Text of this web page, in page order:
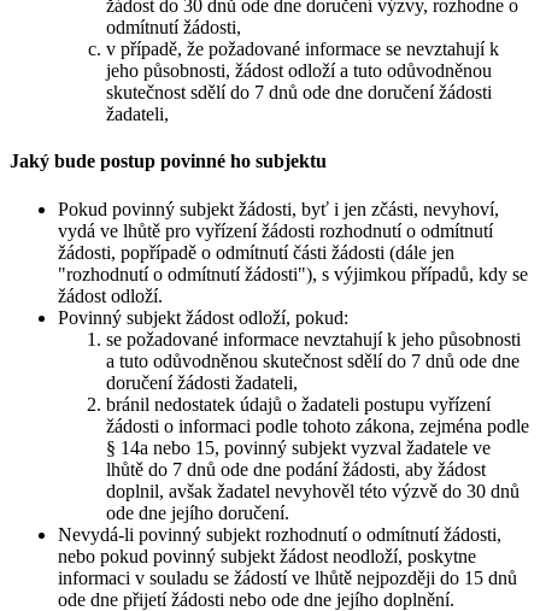
žádost do 30 dnů ode dne doručení výzvy, rozhodne o
odmítnutí žádosti,
v případě, že požadované informace se nevztahují k
jeho působnosti, žádost odloží a tuto odůvodněnou
skutečnost sdělí do 7 dnů ode dne doručení žádosti
žadateli,
Jaký bude postup povinné ho subjektu
Pokud povinný subjekt žádosti, byť i jen zčásti, nevyhoví,
vydá ve lhůtě pro vyřízení žádosti rozhodnutí o odmítnutí
žádosti, popřípadě o odmítnutí části žádosti (dále jen
"rozhodnutí o odmítnutí žádosti"), s výjimkou případů, kdy se
žádost odloží.
Povinný subjekt žádost odloží, pokud:
se požadované informace nevztahují k jeho působnosti
a tuto odůvodněnou skutečnost sdělí do 7 dnů ode dne
doručení žádosti žadateli,
bránil nedostatek údajů o žadateli postupu vyřízení
žádosti o informaci podle tohoto zákona, zejména podle
§ 14a nebo 15, povinný subjekt vyzval žadatele ve
lhůtě do 7 dnů ode dne podání žádosti, aby žádost
doplnil, avšak žadatel nevyhověl této výzvě do 30 dnů
ode dne jejího doručení.
Nevydá-li povinný subjekt rozhodnutí o odmítnutí žádosti,
nebo pokud povinný subjekt žádost neodloží, poskytne
informaci v souladu se žádostí ve lhůtě nejpozději do 15 dnů
ode dne přijetí žádosti nebo ode dne jejího doplnění.